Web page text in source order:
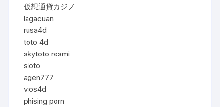
仮想通貨カジノ
lagacuan
rusa4d
toto 4d
skytoto resmi
sloto
agen777
vios4d
phising porn